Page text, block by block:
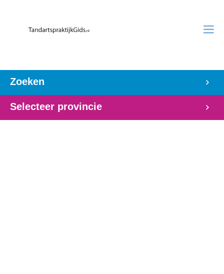
Zoeken
Selecteer provincie